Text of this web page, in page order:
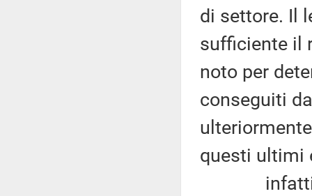
di settore. Il
sufficiente il
noto per
conseguiti
questi ultimi
infatti la